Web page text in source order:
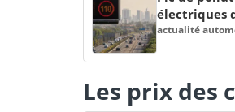
électriques
actualité
Les prix des